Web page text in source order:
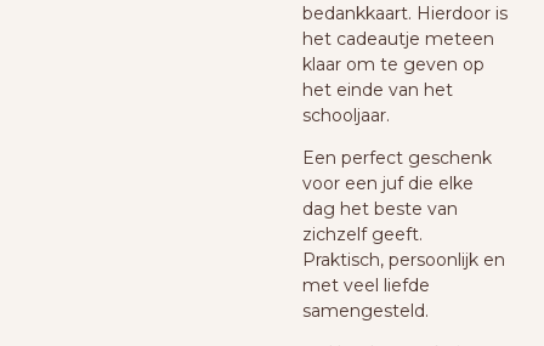
bedankkaart. Hierdoor is
het cadeautje meteen
klaar om te geven op
het einde van het
schooljaar.
Een perfect geschenk
voor een juf die elke
dag het beste van
zichzelf geeft.
Praktisch, persoonlijk en
met veel liefde
samengesteld.